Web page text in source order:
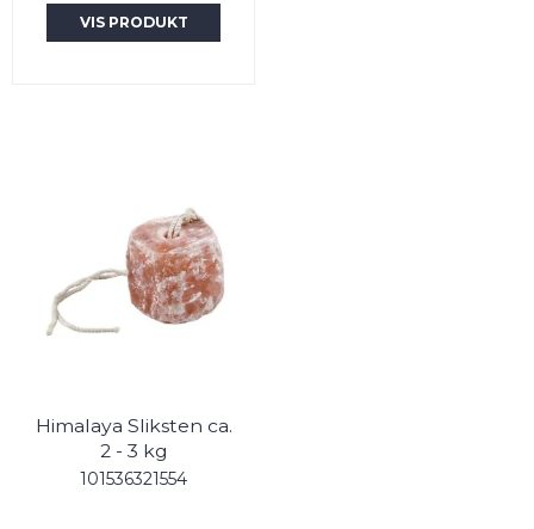
VIS PRODUKT
Himalaya Sliksten ca.
2 - 3 kg
101536321554